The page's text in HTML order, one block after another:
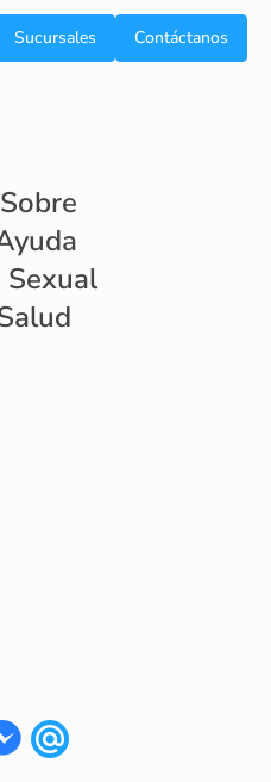
Sucursales Contáctanos